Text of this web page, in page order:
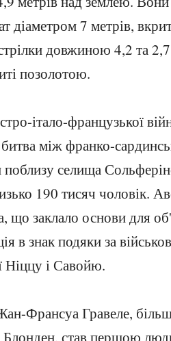
діаметром 7 метрів,
довжиною 4,2 та
позолотою.
італо-французької
між франко-
селища
190 тисяч чоловік.
що заклало основи для
в знак подяки за
Ніццу і Савойю.
Франсуа Гравеле,
Блонден, став першою